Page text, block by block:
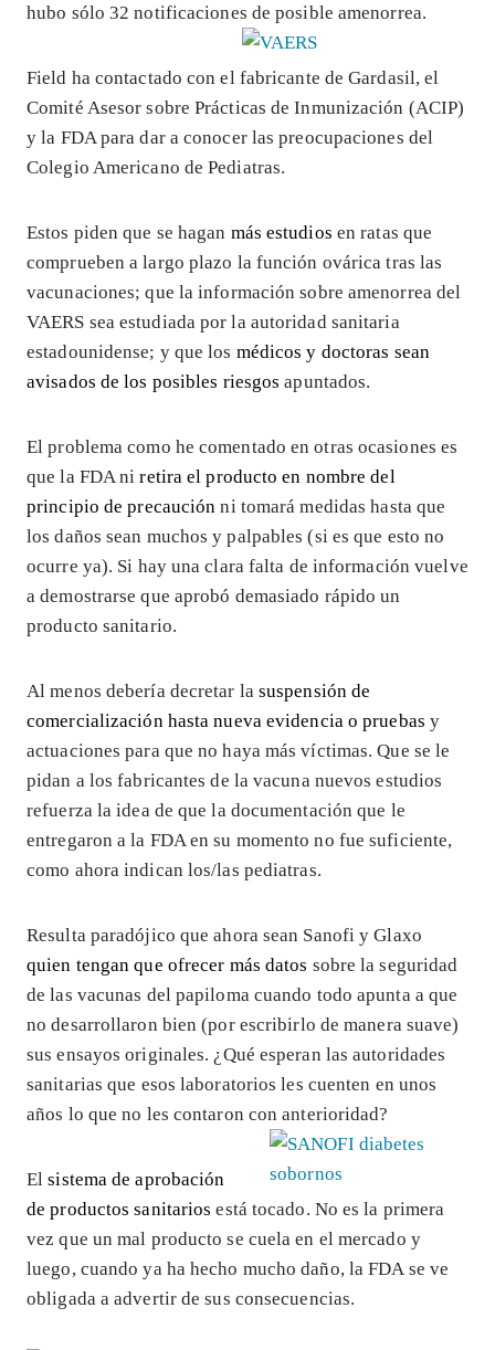
hubo sólo 32 notificaciones de posible amenorrea.
Field ha contactado con el fabricante de Gardasil, el
Comité Asesor sobre Prácticas de Inmunización (ACIP)
y la FDA para dar a conocer las preocupaciones del
Colegio Americano de Pediatras.
Estos piden que se hagan más estudios en ratas que
comprueben a largo plazo la función ovárica tras las
vacunaciones; que la información sobre amenorrea del
VAERS sea estudiada por la autoridad sanitaria
estadounidense; y que los médicos y doctoras sean
avisados de los posibles riesgos apuntados.
El problema como he comentado en otras ocasiones es
que la FDA niretira el producto en nombre del
principio de precaución ni tomará medidas hasta que
los daños sean muchos y palpables (si es que esto no
ocurre ya). Si hay una clara falta de información vuelve
a demostrarse que aprobó demasiado rápido un
producto sanitario.
Al menos debería decretar la suspensión de
comercialización hasta nueva evidencia o pruebas y
actuaciones para que no haya más víctimas. Que se le
pidan a los fabricantes de la vacuna nuevos estudios
refuerza la idea de que la documentación que le
entregaron a la FDA en su momento no fue suficiente,
como ahora indican los/las pediatras.
Resulta paradójico que ahora sean Sanofi y Glaxo
quien tengan que ofrecer más datos sobre la seguridad
de las vacunas del papiloma cuando todo apunta a que
no desarrollaron bien (por escribirlo de manera suave)
sus ensayos originales. ¿Qué esperan las autoridades
sanitarias que esos laboratorios les cuenten en unos
años lo que no les contaron con anterioridad?
Elsistema de aprobación
de productos sanitariosestá tocado. No es la primera
vez que un mal producto se cuela en el mercado y
luego, cuando ya ha hecho mucho daño, la FDA se ve
obligada a advertir de sus consecuencias.